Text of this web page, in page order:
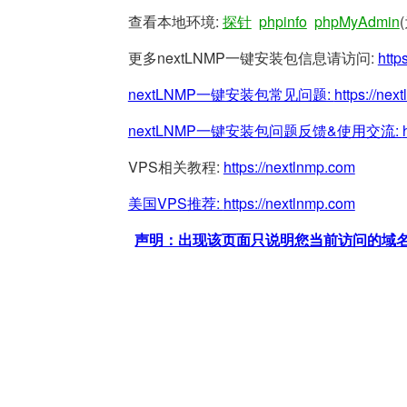
查看本地环境: 探针 phpinfo phpMyAdmin
更多nextLNMP一键安装包信息请访问:
nextLNMP一键安装包常见问题: https://
nextLNMP一键安装包问题反馈&使用交流:
VPS相关教程: https://nextlnmp.com
美国VPS推荐: https://nextlnmp.com
声明：出现该页面只说明您当前访问的